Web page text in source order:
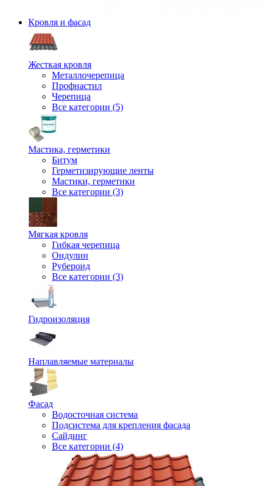
Кровля и фасад
Жесткая кровля
Металлочерепица
Профнастил
Черепица
Все категории (5)
Мастика, герметики
Битум
Герметизирующие ленты
Мастики, герметики
Все категории (3)
Мягкая кровля
Гибкая черепица
Ондулин
Рубероид
Все категории (3)
Гидроизоляция
Наплавляемые материалы
Фасад
Водосточная система
Подсистема для крепления фасада
Сайдинг
Все категории (4)